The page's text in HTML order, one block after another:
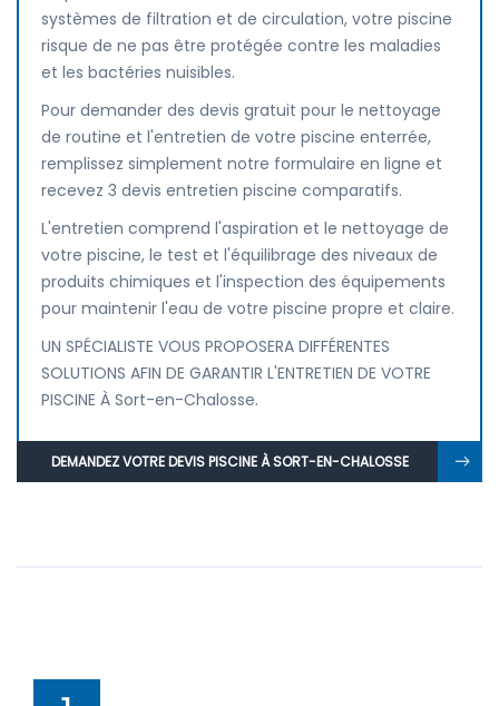
systèmes de filtration et de circulation, votre piscine
risque de ne pas être protégée contre les maladies
et les bactéries nuisibles.
Pour demander des devis gratuit pour le nettoyage
de routine et l'entretien de votre piscine enterrée,
remplissez simplement notre formulaire en ligne et
recevez 3 devis entretien piscine comparatifs.
L'entretien comprend l'aspiration et le nettoyage de
votre piscine, le test et l'équilibrage des niveaux de
produits chimiques et l'inspection des équipements
pour maintenir l'eau de votre piscine propre et claire.
UN SPÉCIALISTE VOUS PROPOSERA DIFFÉRENTES
SOLUTIONS AFIN DE GARANTIR L'ENTRETIEN DE VOTRE
PISCINE À Sort-en-Chalosse.
DEMANDEZ VOTRE DEVIS PISCINE À SORT-EN-CHALOSSE